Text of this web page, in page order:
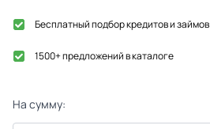
Бесплатный подбор кредитов и займов
1500+ предложений в каталоге
На сумму: